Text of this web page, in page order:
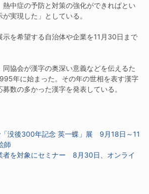
熱中症の予防と対策の強化ができればとい
実現した」としている。
を希望する自治体や企業を11月30日まで
協会が漢字の奥深い意義などを伝えるた
年に始まった。その年の世相を表す漢字
数の多かった漢字を発表している。
ション
没後300年記念 英一蝶」展 9月18日～11
師
者を対象にセミナー 8月30日、オンライ